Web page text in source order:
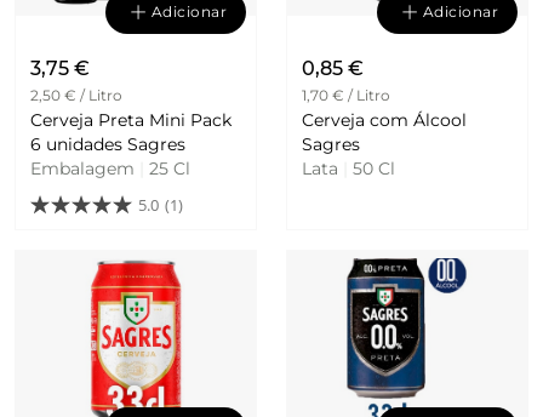
Adicionar
3,75 €
2,50 € / Litro
Cerveja Preta Mini Pack
6 unidades Sagres
Embalagem
25 Cl
5.0 (1)
Adicionar
0,85 €
1,70 € / Litro
Cerveja com Álcool
Sagres
Lata
50 Cl